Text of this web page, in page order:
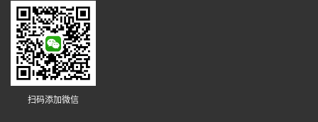
扫码添加微信